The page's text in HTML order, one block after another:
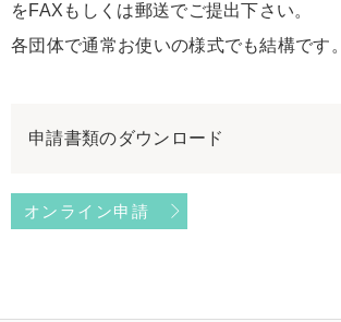
をFAXもしくは郵送でご提出下さい。
各団体で通常お使いの様式でも結構です。
申請書類のダウンロード
オンライン申請